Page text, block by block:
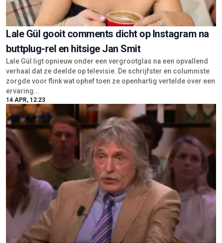
Lale Gül gooit comments dicht op Instagram na
buttplug-rel en hitsige Jan Smit
Lale Gül ligt opnieuw onder een vergrootglas na een opvallend
verhaal dat ze deelde op televisie. De schrijfster en columniste
zorgde voor flink wat ophef toen ze openhartig vertelde over een
ervaring...
14 APR, 12:23